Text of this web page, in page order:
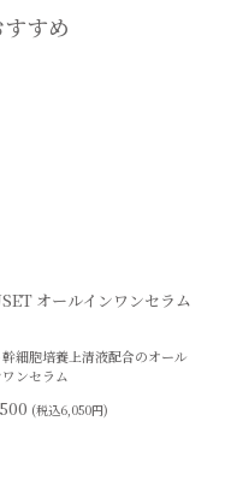
すめ
オールインワンセラム
幹細胞培養上清液配合のオール
ワンセラム
(税込6,050円)